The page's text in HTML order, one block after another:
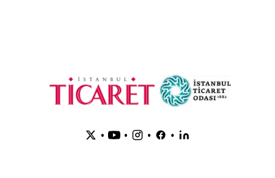
• • • •